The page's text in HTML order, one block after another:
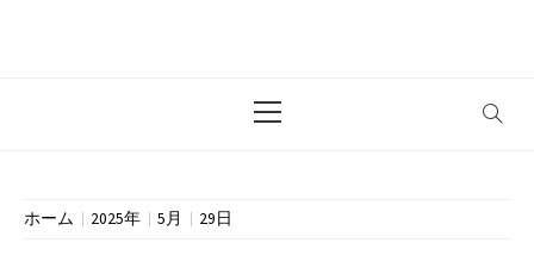
イ
ホーム 2025年 5月 29日